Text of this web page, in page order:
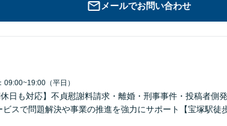
メールでお問い合わせ
09:00~19:00（平日）
日も対応】不貞慰謝料請求・離婚・刑事事件・投稿者側
スで問題解決や事業の推進を強力にサポート【宝塚駅徒